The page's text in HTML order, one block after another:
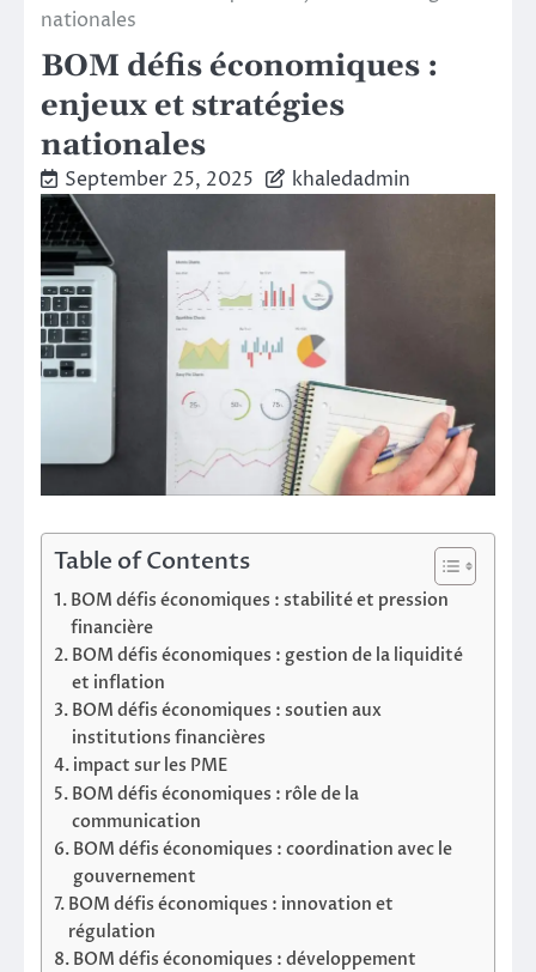
nationales
BOM défis économiques :
enjeux et stratégies
nationales
September 25, 2025 khaledadmin
Table of Contents
BOM défis économiques : stabilité et pression
financière
BOM défis économiques : gestion de la liquidité
et inflation
BOM défis économiques : soutien aux
institutions financières
impact sur les PME
BOM défis économiques : rôle de la
communication
BOM défis économiques : coordination avec le
gouvernement
BOM défis économiques : innovation et
régulation
BOM défis économiques : développement